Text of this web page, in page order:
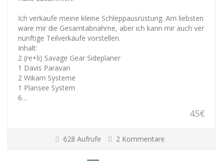
Ich verkaufe meine kleine Schleppausrüstung. Am liebsten
wäre mir die Gesamtabnahme, aber ich kann mir auch ver
nünftige Teilverkäufe vorstellen.
Inhalt:
2 (re+li) Savage Gear Sideplaner
1 Davis Paravan
2 Wikam Systeme
1 Plansee System
6…
45€
628 Aufrufe 2 Kommentare